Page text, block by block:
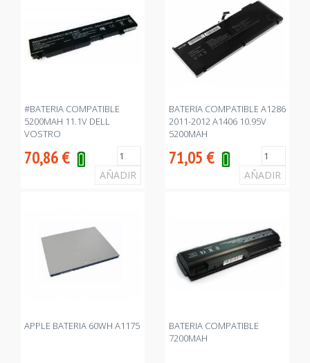
#BATERIA COMPATIBLE
5200MAH 11.1V DELL
VOSTRO
70,86€
BATERIA COMPATIBLE A1286
2011-2012 A1406 10.95V
5200MAH
71,05€
APPLE BATERIA 60WH A1175
BATERIA COMPATIBLE
7200MAH